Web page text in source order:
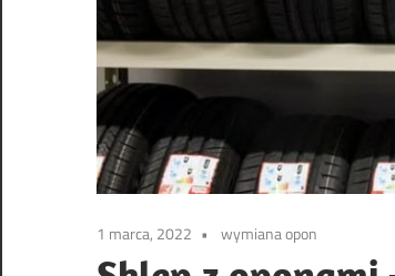
1 marca, 2022 wymiana opon